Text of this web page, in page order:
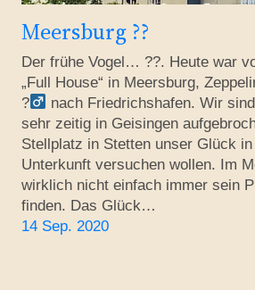
Meersburg ??
Der frühe Vogel… ??. Heute war
„Full House“ in Meersburg,
?‍
nach Friedrichshafen. Wir
sehr zeitig in Geisingen
Stellplatz in Stetten unser Glück
Unterkunft versuchen wollen. Im
wirklich nicht einfach immer sein
finden. Das Glück…
14 Sep. 2020